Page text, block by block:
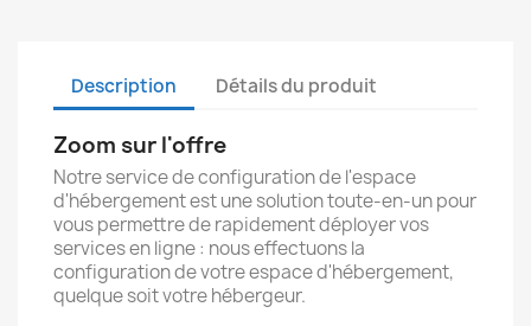
Description Détails du produit
Zoom sur l'offre
Notre service de configuration de l'espace
d'hébergement est une solution toute-en-un pour
vous permettre de rapidement déployer vos
services en ligne : nous effectuons la
configuration de votre espace d'hébergement,
quelque soit votre hébergeur.